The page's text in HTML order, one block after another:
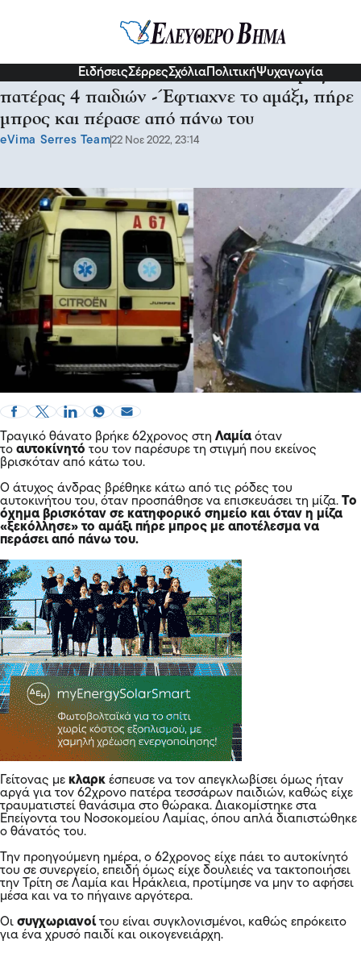
ΕιδήσειςΣέρρεςΣχόλια ΠολιτικήΨυχαγωγία
Τον σκότωσε το αυτοκίνητό του: Νεκρός
πατέρας 4 παιδιών -Έφτιαχνε το αμάξι, πήρε
μπρος και πέρασε από πάνω του
eVima Serres Team22 Νοε 2022, 23:14
Τραγικό θάνατο βρήκε 62χρονος στη Λαμία όταν
το αυτοκίνητό του τον παρέσυρε τη στιγμή που εκείνος
βρισκόταν από κάτω του.
Ο άτυχος άνδρας βρέθηκε κάτω από τις ρόδες του
αυτοκινήτου του, όταν προσπάθησε να επισκευάσει τη μίζα. Το
όχημα βρισκόταν σε κατηφορικό σημείο και όταν η μίζα
«ξεκόλλησε» το αμάξι πήρε μπρος με αποτέλεσμα να
περάσει από πάνω του.
Γείτονας με κλαρκ έσπευσε να τον απεγκλωβίσει όμως ήταν
αργά για τον 62χρονο πατέρα τεσσάρων παιδιών, καθώς είχε
τραυματιστεί θανάσιμα στο θώρακα. Διακομίστηκε στα
Επείγοντα του Νοσοκομείου Λαμίας, όπου απλά διαπιστώθηκε
ο θάνατός του.
Την προηγούμενη ημέρα, ο 62χρονος είχε πάει το αυτοκίνητό
του σε συνεργείο, επειδή όμως είχε δουλειές να τακτοποιήσει
την Τρίτη σε Λαμία και Ηράκλεια, προτίμησε να μην το αφήσει
μέσα και να το πήγαινε αργότερα.
Οι συγχωριανοίτου είναι συγκλονισμένοι, καθώς επρόκειτο
για ένα χρυσό παιδί και οικογενειάρχη.